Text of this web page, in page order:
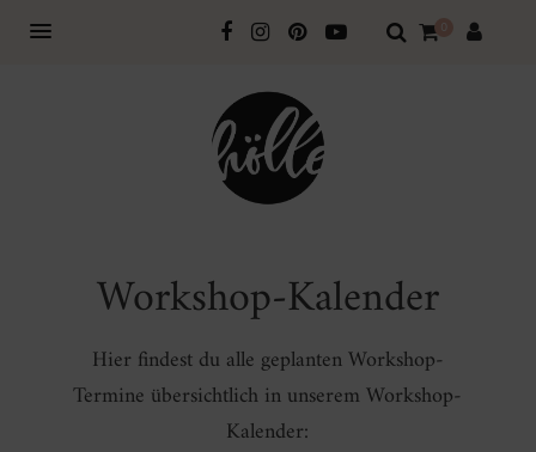
0
Workshop-Kalender
Hier findest du alle geplanten Workshop-
Termine übersichtlich in unserem Workshop-
Kalender: